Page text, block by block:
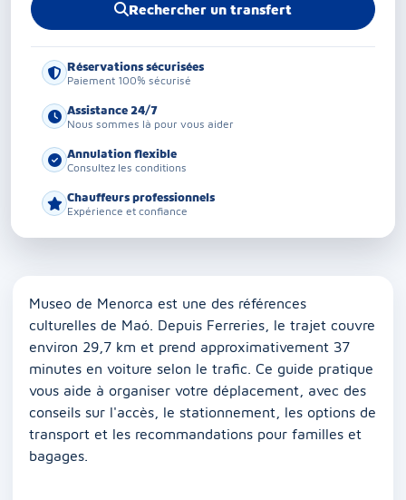
Rechercher un transfert
Réservations sécurisées
Paiement 100% sécurisé
Assistance 24/7
Nous sommes là pour vous aider
Annulation flexible
Consultez les conditions
Chauffeurs professionnels
Expérience et confiance
Museo de Menorca est une des références
culturelles de Maó. Depuis Ferreries, le trajet couvre
environ 29,7 km et prend approximativement 37
minutes en voiture selon le trafic. Ce guide pratique
vous aide à organiser votre déplacement, avec des
conseils sur l'accès, le stationnement, les options de
transport et les recommandations pour familles et
bagages.